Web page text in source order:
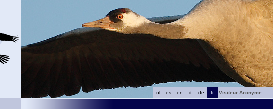
fr
de
it
en
es
nl
Visiteur Anonyme